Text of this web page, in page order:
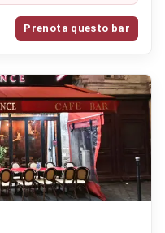
Prenota questo bar